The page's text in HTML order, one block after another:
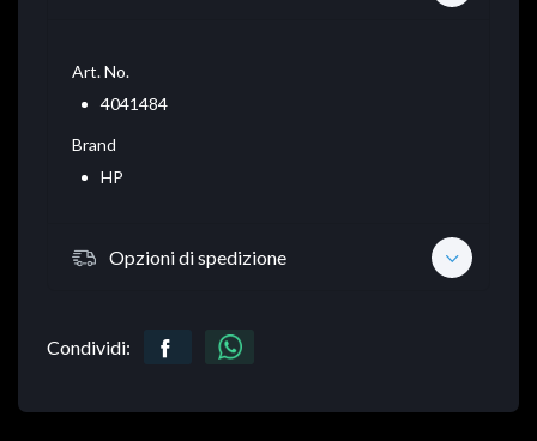
Art. No.
4041484
Brand
HP
Opzioni di spedizione
Condividi: